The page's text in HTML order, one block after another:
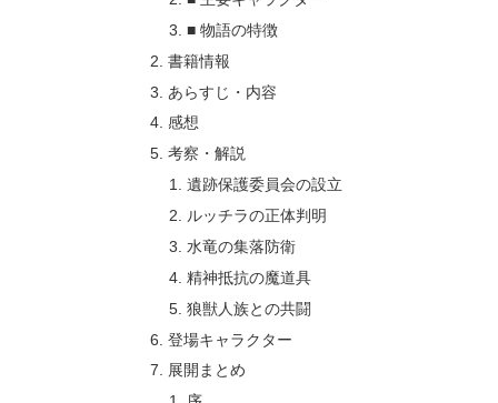
■ 物語の特徴
書籍情報
あらすじ・内容
感想
考察・解説
遺跡保護委員会の設立
ルッチラの正体判明
水竜の集落防衛
精神抵抗の魔道具
狼獣人族との共闘
登場キャラクター
展開まとめ